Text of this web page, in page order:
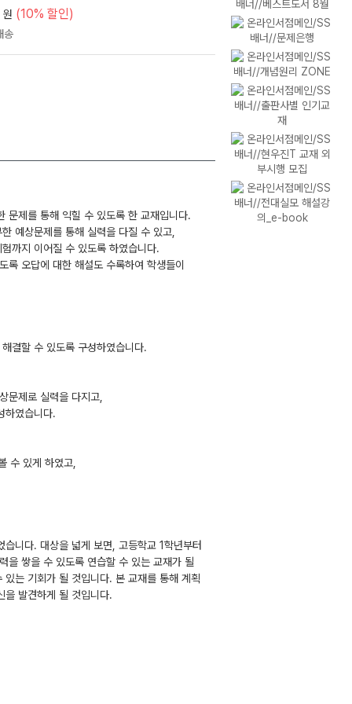
원 (10% 할인)
문제를 통해 익힐 수 있도록 한 교재입니다.
예상문제를 통해 실력을 다질 수 있고,
까지 이어질 수 있도록 하였습니다.
오답에 대한 해설도 수록하여 학생들이
결할 수 있도록 구성하였습니다.
문제로 실력을 다지고,
하였습니다.
수 있게 하였고,
니다. 대상을 넓게 보면, 고등학교 1학년부터
을 쌓을 수 있도록 연습할 수 있는 교재가 될
는 기회가 될 것입니다. 본 교재를 통해 계획
을 발견하게 될 것입니다.